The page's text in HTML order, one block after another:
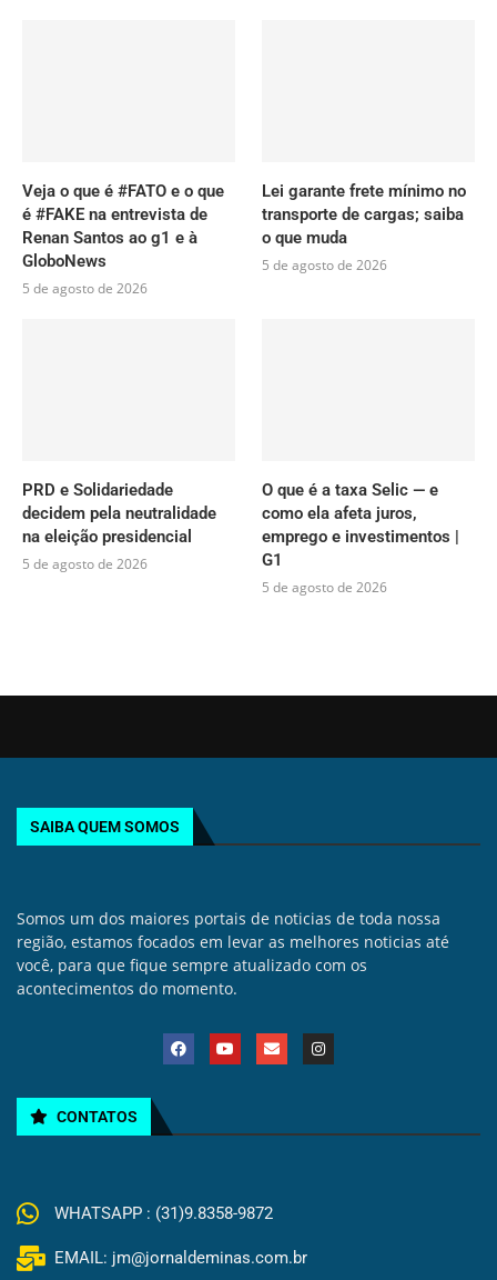
Veja o que é #FATO e o que
é #FAKE na entrevista de
Renan Santos ao g1 e à
GloboNews
5 de agosto de 2026
Lei garante frete mínimo no
transporte de cargas; saiba
o que muda
5 de agosto de 2026
PRD e Solidariedade
decidem pela neutralidade
na eleição presidencial
5 de agosto de 2026
O que é a taxa Selic — e
como ela afeta juros,
emprego e investimentos |
G1
5 de agosto de 2026
SAIBA QUEM SOMOS
Somos um dos maiores portais de noticias de toda nossa
região, estamos focados em levar as melhores noticias até
você, para que fique sempre atualizado com os
acontecimentos do momento.
CONTATOS
WHATSAPP : (31)9.8358-9872
EMAIL: jm@jornaldeminas.com.br